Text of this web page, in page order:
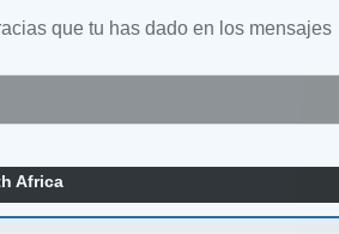
que tu has dado en los mensajes
Africa